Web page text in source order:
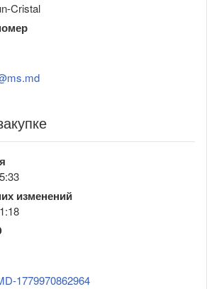
Cristal
изменений
1779970862964